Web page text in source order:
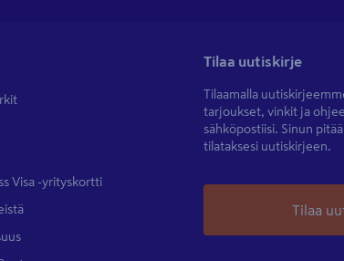
Visa -yrityskortti
Tilaa uutiskirje
Tilaamalla
tarjoukset, vinkit ja
sähköpostiisi. Sinun
tilataksesi uutiskirjeen.
Tilaa